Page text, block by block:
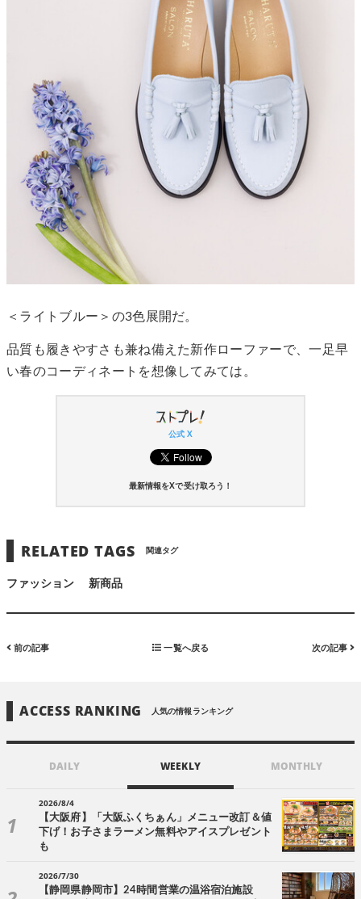
＜ライトブルー＞の3色展開だ。
品質も履きやすさも兼ね備えた新作ローファーで、一足早
い春のコーディネートを想像してみては。
公式 X
最新情報をXで受け取ろう！
RELATED TAGS 関連タグ
ファッション 新商品
前の記事 一覧へ戻る 次の記事
ACCESS RANKING 人気の情報ランキング
DAILY WEEKLY MONTHLY
2026/8/4
【大阪府】「大阪ふくちぁん」メニュー改訂＆値
下げ！お子さまラーメン無料やアイスプレゼント
も
2026/7/30
【静岡県静岡市】24時間営業の温浴宿泊施設